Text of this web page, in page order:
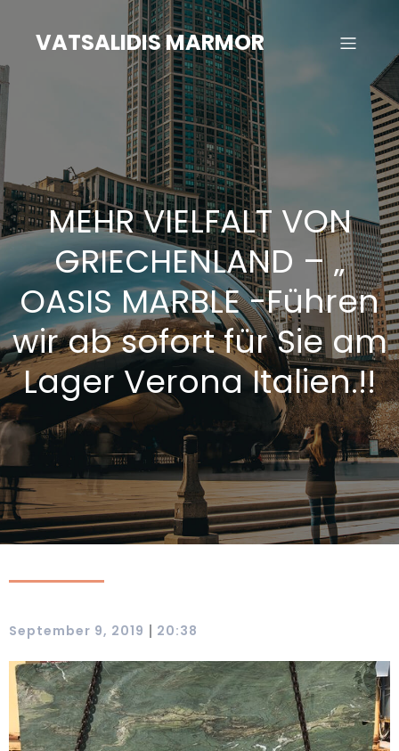
springenVATSALIDIS MARMOR
MEHR VIELFALT VON
GRIECHENLAND – „
OASIS MARBLE -Führen
wir ab sofort für Sie am
Lager Verona Italien.!!
September 9, 2019 | 20:38